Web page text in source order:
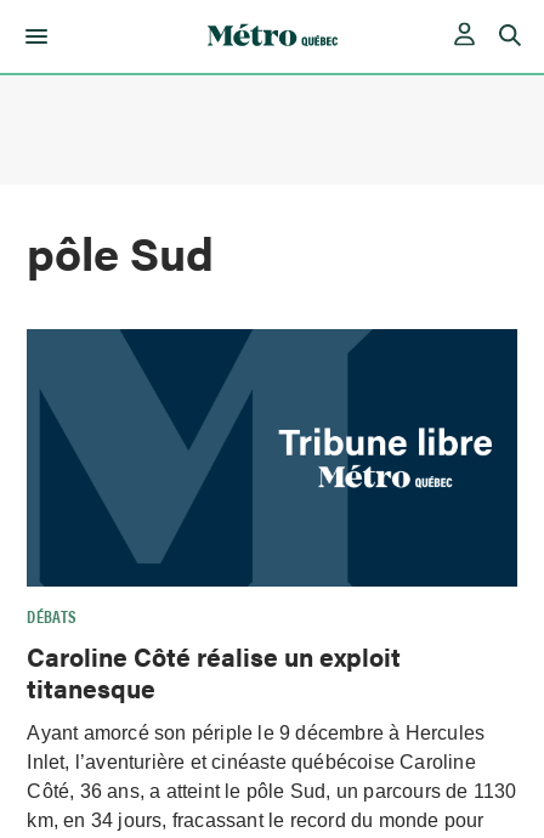
pôle Sud
DÉBATS
Caroline Côté réalise un exploit
titanesque
Ayant amorcé son périple le 9 décembre à Hercules
Inlet, l’aventurière et cinéaste québécoise Caroline
Côté, 36 ans, a atteint le pôle Sud, un parcours de 1130
km, en 34 jours, fracassant le record du monde pour